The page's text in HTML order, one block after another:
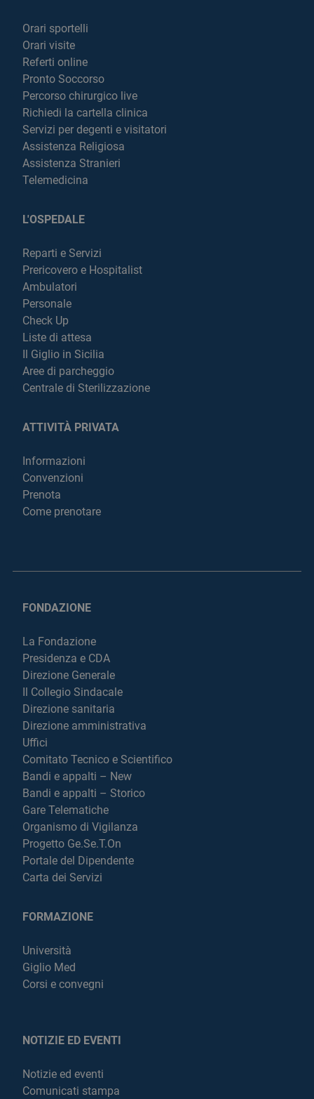
Orari sportelli
Orari visite
Referti online
Pronto Soccorso
Percorso chirurgico live
Richiedi la cartella clinica
Servizi per degenti e visitatori
Assistenza Religiosa
Assistenza Stranieri
Telemedicina
L'OSPEDALE
Reparti e Servizi
Prericovero e Hospitalist
Ambulatori
Personale
Check Up
Liste di attesa
Il Giglio in Sicilia
Aree di parcheggio
Centrale di Sterilizzazione
ATTIVITÀ PRIVATA
Informazioni
Convenzioni
Prenota
Come prenotare
FONDAZIONE
La Fondazione
Presidenza e CDA
Direzione Generale
Il Collegio Sindacale
Direzione sanitaria
Direzione amministrativa
Uffici
Comitato Tecnico e Scientifico
Bandi e appalti – New
Bandi e appalti – Storico
Gare Telematiche
Organismo di Vigilanza
Progetto Ge.Se.T.On
Portale del Dipendente
Carta dei Servizi
FORMAZIONE
Università
Giglio Med
Corsi e convegni
NOTIZIE ED EVENTI
Notizie ed eventi
Comunicati stampa